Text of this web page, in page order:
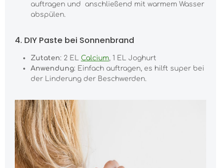
auftragen und anschließend mit warmem Wasser
abspülen.
4. DIY Paste bei Sonnenbrand
Zutaten: 2 EL Calcium, 1 EL Joghurt
Anwendung: Einfach auftragen, es hilft super bei
der Linderung der Beschwerden.